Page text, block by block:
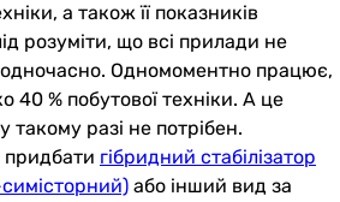
а також її показників
розуміти, що всі прилади не
Одномоментно працює,
40 % побутової техніки. А це
такому разі не потрібен.
придбати гібридний стабілізатор
або інший вид за